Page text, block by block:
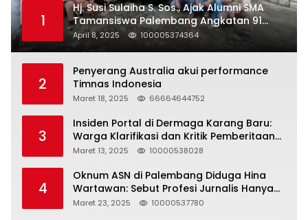
1
Hj. Susi Sulaiha S. Sos., Ajak Alumni SMA
Tamansiswa Palembang Angkatan 91
Halal Bihalal
April 8, 2025 100005374364
2
Penyerang Australia akui performance
Timnas Indonesia
Maret 18, 2025 66664644752
3
Insiden Portal di Dermaga Karang Baru:
Warga Klarifikasi dan Kritik Pemberitaan
yang Tidak Akurat
Maret 13, 2025 10000538028
4
Oknum ASN di Palembang Diduga Hina
Wartawan: Sebut Profesi Jurnalis Hanya
Seharga 2 Liter Bensin, Berujung Dugaan
Maret 23, 2025 10000537780